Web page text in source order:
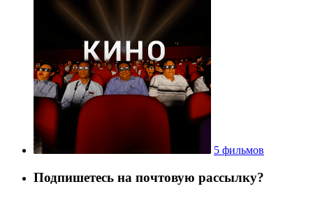
5 фильмов
Подпишетесь на почтовую рассылку?